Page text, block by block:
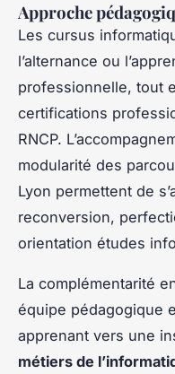
Approche
Les cursus
l’alternance ou
professionnelle, tout
certifications
RNCP.
modularité des
Lyon permettent de
reconversion,
orientation études
La complémentarité
équipe pédagogique
apprenant vers une
métiers de